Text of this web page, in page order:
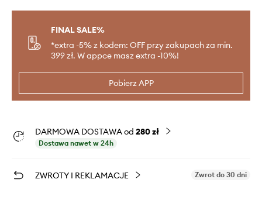
FINAL SALE%
*extra -5% z kodem: OFF przy zakupach za min.
399 zł. W appce masz extra -10%!
Pobierz APP
DARMOWA DOSTAWA od 280 zł
Dostawa nawet w 24h
ZWROTY I REKLAMACJE Zwrot do 30 dni